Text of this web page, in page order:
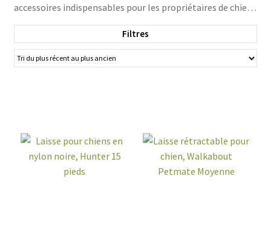
VENTES
accessoires indispensables pour les propriétaires de chiens
actifs. Offrant une liberté de mouvement tout en assurant
le contrôle, ces produits sont idéaux pour les promenades
en toute sécurité. Chez animauxenligne.com, nous vous
proposons une gamme variée de colliers, harnais et laisses
produit parfait pour votre fidèle compagnon.
Filtres